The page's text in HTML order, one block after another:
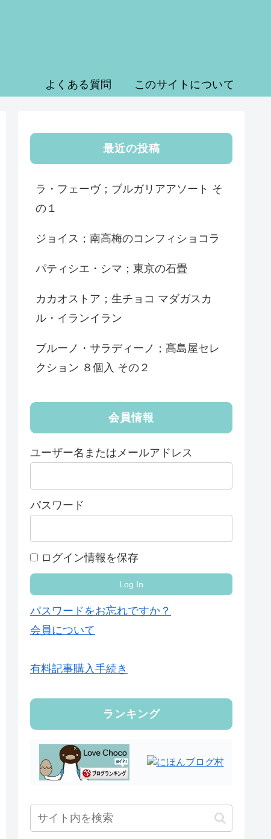
よくある質問 このサイトについて
最近の投稿
ラ・フェーヴ；ブルガリアアソート そ
の１
ジョイス；南高梅のコンフィショコラ
パティシエ・シマ；東京の石畳
カカオストア；生チョコ マダガスカ
ル・イランイラン
ブルーノ・サラディーノ；髙島屋セレ
クション ８個入 その２
会員情報
ユーザー名またはメールアドレス
パスワード
ログイン情報を保存
パスワードをお忘れですか？
会員について
有料記事購入手続き
ランキング